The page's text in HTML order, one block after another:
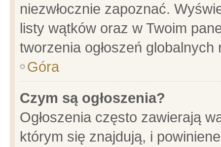
niezwłocznie zapoznać.
listy wątków oraz w Twoim
tworzenia ogłoszeń
Góra
Czym są ogłoszenia?
Ogłoszenia często zawierają
którym się znajdują, i